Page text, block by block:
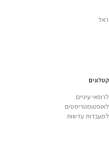
קטלוגים
לרופאי עיניים
לאופטומטריסטים
למעבדות עדשות